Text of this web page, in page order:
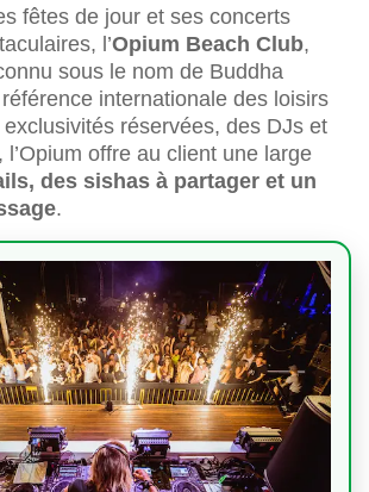
fêtes de jour et ses concerts
l’Opium Beach Club,
sous le nom de Buddha
internationale des loisirs
exclusivités réservées, des DJs et
offre au client une large
des sishas à partager et un
.